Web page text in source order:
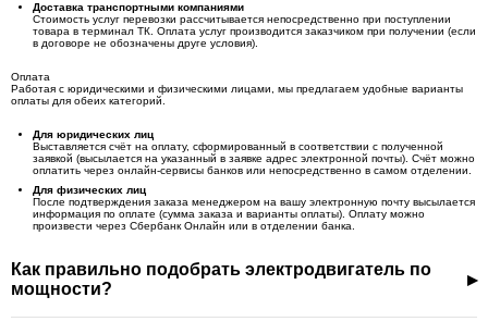
Доставка транспортными компаниями
Стоимость услуг перевозки рассчитывается непосредственно при поступлении
товара в терминал ТК. Оплата услуг производится заказчиком при получении (если
в договоре не обозначены друге условия).
Оплата
Работая с юридическими и физическими лицами, мы предлагаем удобные варианты
оплаты для обеих категорий.
Для юридических лиц
Выставляется счёт на оплату, сформированный в соответствии с полученной
заявкой (высылается на указанный в заявке адрес электронной почты). Счёт можно
оплатить через онлайн-сервисы банков или непосредственно в самом отделении.
Для физических лиц
После подтверждения заказа менеджером на вашу электронную почту высылается
информация по оплате (сумма заказа и варианты оплаты). Оплату можно
произвести через Сбербанк Онлайн или в отделении банка.
Как правильно подобрать электродвигатель по
мощности?